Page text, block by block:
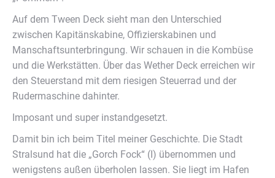
Auf dem Tween Deck sieht man den Unterschied
zwischen Kapitänskabine, Offizierskabinen und
Manschaftsunterbringung. Wir schauen in die Kombüse
und die Werkstätten. Über das Wether Deck erreichen wir
den Steuerstand mit dem riesigen Steuerrad und der
Rudermaschine dahinter.
Imposant und super instandgesetzt.
Damit bin ich beim Titel meiner Geschichte. Die Stadt
Stralsund hat die „Gorch Fock“ (I) übernommen und
wenigstens außen überholen lassen. Sie liegt im Hafen